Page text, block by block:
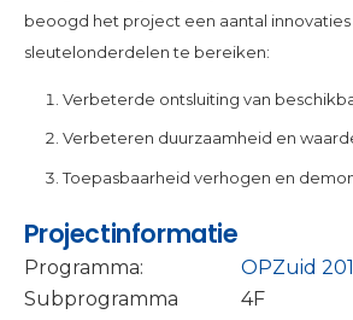
beoogd het project een aantal innovaties
sleutelonderdelen te bereiken:
Verbeterde ontsluiting van
Verbeteren duurzaamheid en
Toepasbaarheid verhogen en
Projectinformatie
Programma:
OPZuid
Subprogramma
4F